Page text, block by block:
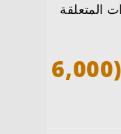
كاملة وجميع الآستفسارات المتعلقة
وظائف معهد الصناعات يعلن عنتدريب مُبتدئ بالتوظيف (ثانوية فأعلى) براتب يصل (6,000